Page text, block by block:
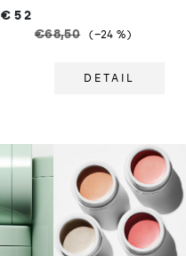
HORTENCIA
€52
€68,50
(–24 %)
DETAIL